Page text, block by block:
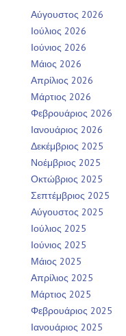
Αύγουστος 2026
Ιούλιος 2026
Ιούνιος 2026
Μάιος 2026
Απρίλιος 2026
Μάρτιος 2026
Φεβρουάριος 2026
Ιανουάριος 2026
Δεκέμβριος 2025
Νοέμβριος 2025
Οκτώβριος 2025
Σεπτέμβριος 2025
Αύγουστος 2025
Ιούλιος 2025
Ιούνιος 2025
Μάιος 2025
Απρίλιος 2025
Μάρτιος 2025
Φεβρουάριος 2025
Ιανουάριος 2025